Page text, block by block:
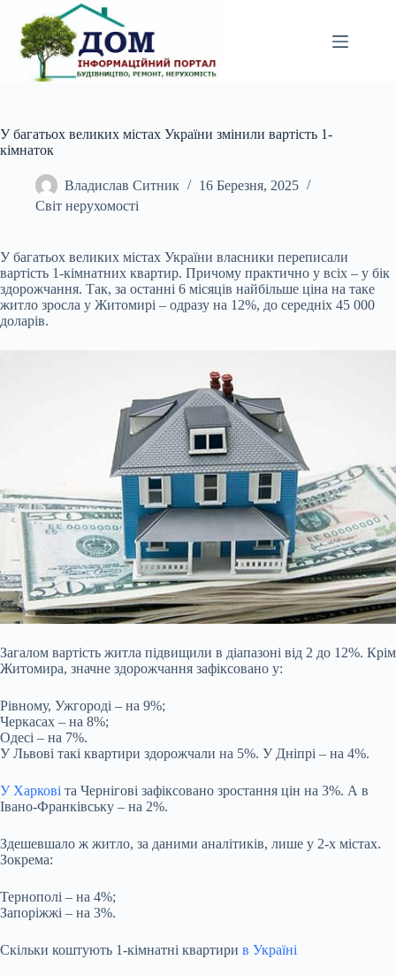
вмісту
У багатьох великих містах України змінили вартість 1-
кімнаток
Владислав Ситник
16 Березня, 2025
Світ нерухомості
У багатьох великих містах України власники переписали
вартість 1-кімнатних квартир. Причому практично у всіх – у бік
здорожчання. Так, за останні 6 місяців найбільше ціна на таке
житло зросла у Житомирі – одразу на 12%, до середніх 45 000
доларів.
Загалом вартість житла підвищили в діапазоні від 2 до 12%. Крім
Житомира, значне здорожчання зафіксовано у:
Рівному, Ужгороді – на 9%;
Черкасах – на 8%;
Одесі – на 7%.
У Львові такі квартири здорожчали на 5%. У Дніпрі – на 4%.
У Харкові та Чернігові зафіксовано зростання цін на 3%. А в
Івано-Франківську – на 2%.
Здешевшало ж житло, за даними аналітиків, лише у 2-х містах.
Зокрема:
Тернополі – на 4%;
Запоріжжі – на 3%.
Скільки коштують 1-кімнатні квартири в Україні